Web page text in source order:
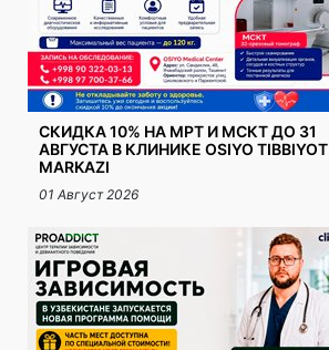
СКИДКА 10% НА МРТ И МСКТ ДО 31
АВГУСТА В КЛИНИКЕ OSIYO TIBBIYOT
MARKAZI
01 Август 2026